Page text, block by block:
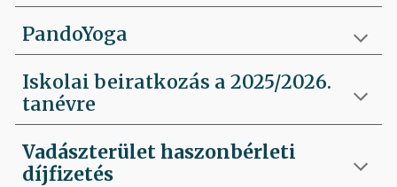
PandoYoga
Iskolai beiratkozás a 2025/2026.
tanévre
Vadászterület haszonbérleti
díjfizetés